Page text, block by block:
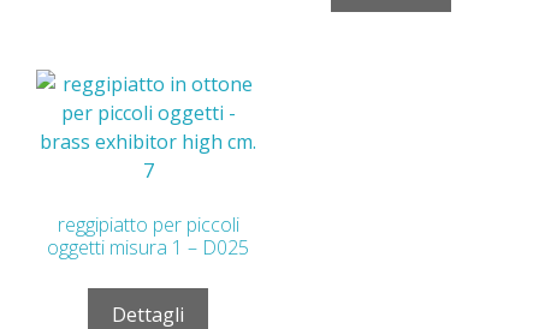
reggipiatto per piccoli
oggetti misura 1 – D025
Dettagli